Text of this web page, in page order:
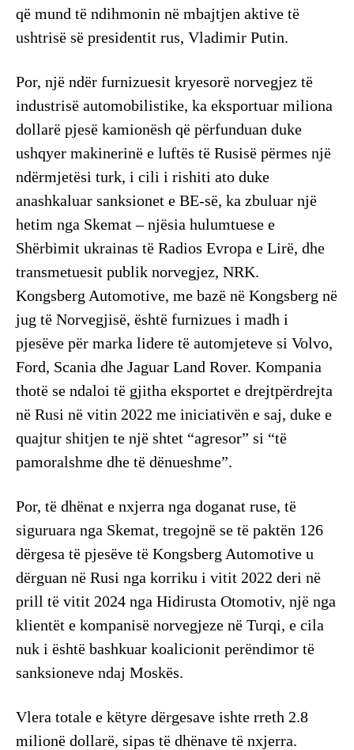
që mund të ndihmonin në mbajtjen aktive të
ushtrisë së presidentit rus, Vladimir Putin.
Por, një ndër furnizuesit kryesorë norvegjez të
industrisë automobilistike, ka eksportuar miliona
dollarë pjesë kamionësh që përfunduan duke
ushqyer makinerinë e luftës të Rusisë përmes një
ndërmjetësi turk, i cili i rishiti ato duke
anashkaluar sanksionet e BE-së, ka zbuluar një
hetim nga Skemat – njësia hulumtuese e
Shërbimit ukrainas të Radios Evropa e Lirë, dhe
transmetuesit publik norvegjez, NRK.
Kongsberg Automotive, me bazë në Kongsberg në
jug të Norvegjisë, është furnizues i madh i
pjesëve për marka lidere të automjeteve si Volvo,
Ford, Scania dhe Jaguar Land Rover. Kompania
thotë se ndaloi të gjitha eksportet e drejtpërdrejta
në Rusi në vitin 2022 me iniciativën e saj, duke e
quajtur shitjen te një shtet “agresor” si “të
pamoralshme dhe të dënueshme”.
Por, të dhënat e nxjerra nga doganat ruse, të
siguruara nga Skemat, tregojnë se të paktën 126
dërgesa të pjesëve të Kongsberg Automotive u
dërguan në Rusi nga korriku i vitit 2022 deri në
prill të vitit 2024 nga Hidirusta Otomotiv, një nga
klientët e kompanisë norvegjeze në Turqi, e cila
nuk i është bashkuar koalicionit perëndimor të
sanksioneve ndaj Moskës.
Vlera totale e këtyre dërgesave ishte rreth 2.8
milionë dollarë, sipas të dhënave të nxjerra.